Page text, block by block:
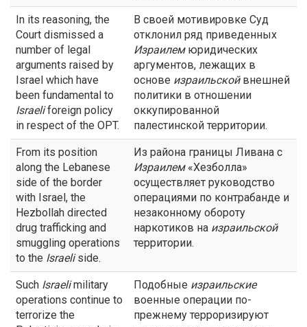
In its reasoning, the
Court dismissed a
number of legal
arguments raised by
Israel which have
been fundamental to
Israeliforeign policy
in respect of the OPT.
В своей мотивировке Суд
отклонил ряд приведенных
Израилемюридических
аргументов, лежащих в
основе израильскойвнешней
политики в отношении
оккупированной
палестинской территории.
From its position
along the Lebanese
side of the border
with Israel, the
Hezbollah directed
drug trafficking and
smuggling operations
to the Israeliside.
Из района границы Ливана с
Израилем«Хезболла»
осуществляет руководство
операциями по контрабанде и
незаконному обороту
наркотиков на израильской
территории.
Such Israelimilitary
operations continue to
terrorize the
Подобные израильские
военные операции по-
прежнему терроризируют